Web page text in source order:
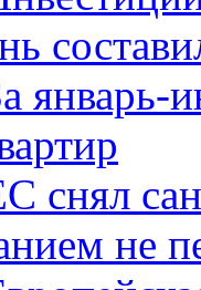
январь-
снял
не